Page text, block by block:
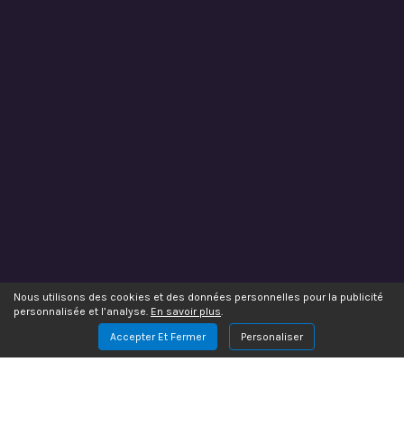
Nous utilisons des cookies et des données personnelles pour la publicité
personnalisée et l’analyse. En savoir plus.
Accepter Et Fermer
Personaliser